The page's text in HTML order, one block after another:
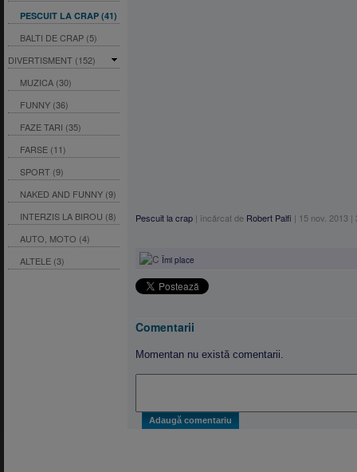
PESCUIT LA CRAP (41)
BALTI DE CRAP (5)
DIVERTISMENT (152)
MUZICA (30)
FUNNY (36)
FAZE TARI (35)
FARSE (11)
SPORT (9)
NAKED AND FUNNY (9)
INTERZIS LA BIROU (8)
AUTO, MOTO (4)
ALTELE (3)
Pescuit la crap | încărcat de Robert Palfi | 15 nov. 2013 |
Îmi place
Comentarii
Momentan nu există comentarii.